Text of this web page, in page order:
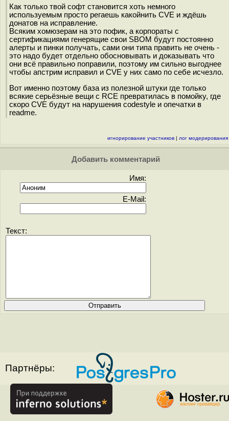
Как только твой софт становится хоть немного
используемым просто регаешь какойнить CVE и ждёшь
донатов на исправление.
Всяким хомюзерам на это пофик, а корпораты с
сертификациями генерящие свои SBOM будут постоянно
алерты и пинки получать, сами они типа править не очень -
это надо будет отдельно обосновывать и доказывать что
они всё правильно поправили, поэтому им сильно выгоднее
чтобы апстрим исправил и CVE у них само по себе исчезло.
Вот именно поэтому база из полезной штуки где только
всякие серьёзные вещи с RCE превратилась в помойку, где
скоро CVE будут на нарушения codestyle и опечатки в
readme.
игнорирование участников | лог модерирования
Добавить комментарий
Имя:
E-Mail:
Текст:
Партнёры: